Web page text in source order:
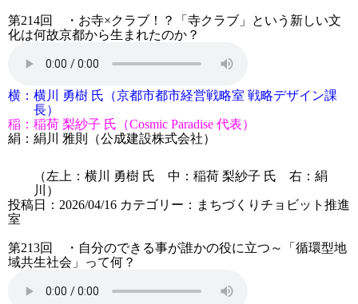
第214回 ・お寺×クラブ！？「寺クラブ」という新しい文
化は何故京都から生まれたのか？
横： 横川 勇樹 氏（京都市都市経営戦略室 戦略デザイン課
長）
稲： 稲荷 梨紗子 氏（Cosmic Paradise 代表）
絹： 絹川 雅則（公成建設株式会社）
（左上：横川 勇樹 氏 中：稲荷 梨紗子 氏 右：絹
川）
投稿日：2026/04/16 カテゴリー： まちづくりチョビット推進
室
第213回 ・自分のできる事が誰かの役に立つ～「循環型地
域共生社会」って何？